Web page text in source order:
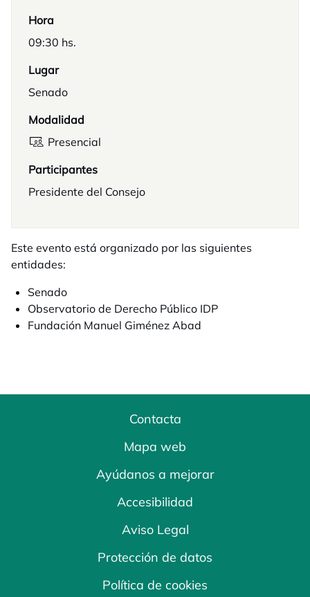
Hora
09:30 hs.
Lugar
Senado
Modalidad
Presencial
Participantes
Presidente del Consejo
Este evento está organizado por las siguientes
entidades:
Senado
Observatorio de Derecho Público IDP
Fundación Manuel Giménez Abad
Contacta
Mapa web
Ayúdanos a mejorar
Accesibilidad
Aviso Legal
Protección de datos
Política de cookies